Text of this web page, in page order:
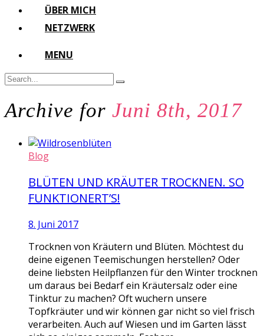
ÜBER MICH
NETZWERK
MENU
Archive for Juni 8th, 2017
Blog
BLÜTEN UND KRÄUTER TROCKNEN. SO
FUNKTIONERT’S!
8. Juni 2017
Trocknen von Kräutern und Blüten. Möchtest du
deine eigenen Teemischungen herstellen? Oder
deine liebsten Heilpflanzen für den Winter trocknen
um daraus bei Bedarf ein Kräutersalz oder eine
Tinktur zu machen? Oft wuchern unsere
Topfkräuter und wir können gar nicht so viel frisch
verarbeiten. Auch auf Wiesen und im Garten lässt